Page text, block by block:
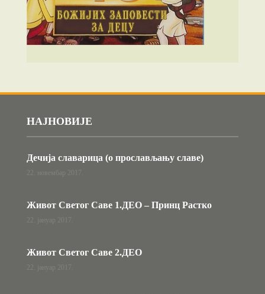
НАЈНОВИЈЕ
Дечија славарица (о прослављању славе)
22. новембар 2017.
Живот Светог Саве 1.ДЕО – Принц Растко
22. јануар 2017.
Живот Светог Саве 2.ДЕО
22. јануар 2017.